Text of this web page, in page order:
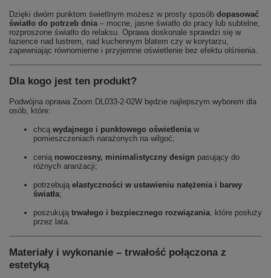
Dzięki dwóm punktom świetlnym możesz w prosty sposób dopasować
światło do potrzeb dnia– mocne, jasne światło do pracy lub subtelne,
rozproszone światło do relaksu. Oprawa doskonale sprawdzi się w
łazience nad lustrem, nad kuchennym blatem czy w korytarzu,
zapewniając równomierne i przyjemne oświetlenie bez efektu olśnienia.
Dla kogo jest ten produkt?
Podwójna oprawa Zoom DL033-2-02W będzie najlepszym wyborem dla
osób, które:
chcą wydajnego i punktowego oświetleniaw
pomieszczeniach narażonych na wilgoć;
cenią nowoczesny, minimalistyczny design pasujący do
różnych aranżacji;
potrzebują elastyczności w ustawieniu natężenia i barwy
światła;
poszukują trwałego i bezpiecznego rozwiązania, które posłuży
przez lata.
Materiały i wykonanie – trwałość połączona z
estetyką